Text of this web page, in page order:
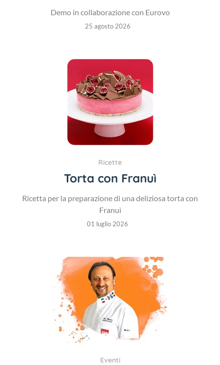
Demo in collaborazione con Eurovo
25 agosto 2026
Ricette
Torta con Franuì
Ricetta per la preparazione di una deliziosa torta con
Franuì
01 luglio 2026
Eventi